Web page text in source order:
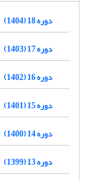
دوره 18 (1404)
دوره 17 (1403)
دوره 16 (1402)
دوره 15 (1401)
دوره 14 (1400)
دوره 13 (1399)